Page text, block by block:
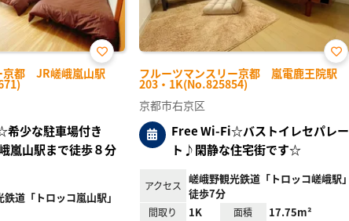
京都 JR嵯峨嵐山駅
お気
に入
少な駐車場付き
嵐山駅まで徒歩８分
道「トロッコ嵐山駅」
フルーツマンスリー京都 嵐電鹿王院駅
203・1K(No.825854)
お気
に入
京都市右京区
Free Wi-Fi☆バストイレセパレー
ト♪閑静な住宅街です☆
アクセス
嵯峨野観光鉄道「トロッコ嵯峨駅」
徒歩7分
間取り 1K 面積 17.75m²